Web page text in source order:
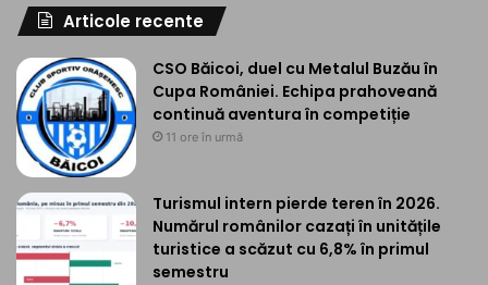
Articole recente
CSO Băicoi, duel cu Metalul Buzău în
Cupa României. Echipa prahoveană
continuă aventura în competiție
11 ore în urmă
Turismul intern pierde teren în 2026.
Numărul românilor cazați în unitățile
turistice a scăzut cu 6,8% în primul
semestru